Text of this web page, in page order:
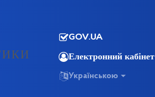
GOV.UA
Електронний кабінет
Українською